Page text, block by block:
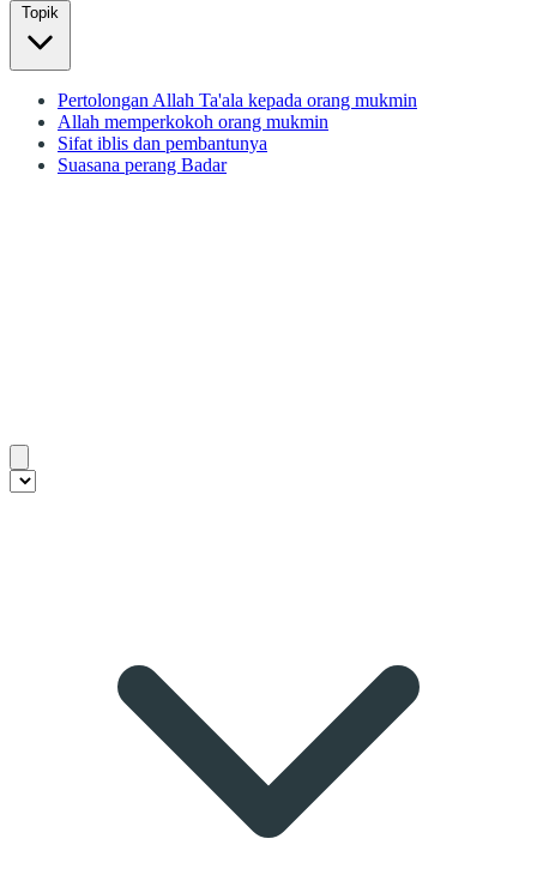
Topik
Pertolongan Allah Ta'ala kepada orang mukmin
Allah memperkokoh orang mukmin
Sifat iblis dan pembantunya
Suasana perang Badar